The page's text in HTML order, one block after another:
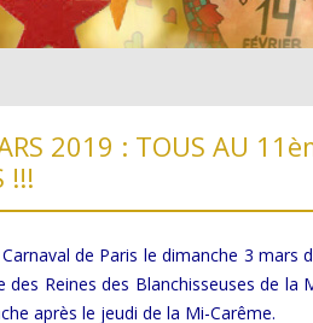
2019 : TOUS AU
!!!
de Paris le dimanche 3 mars
Reines des Blanchisseuses de la
après le jeudi de la Mi-Carême.